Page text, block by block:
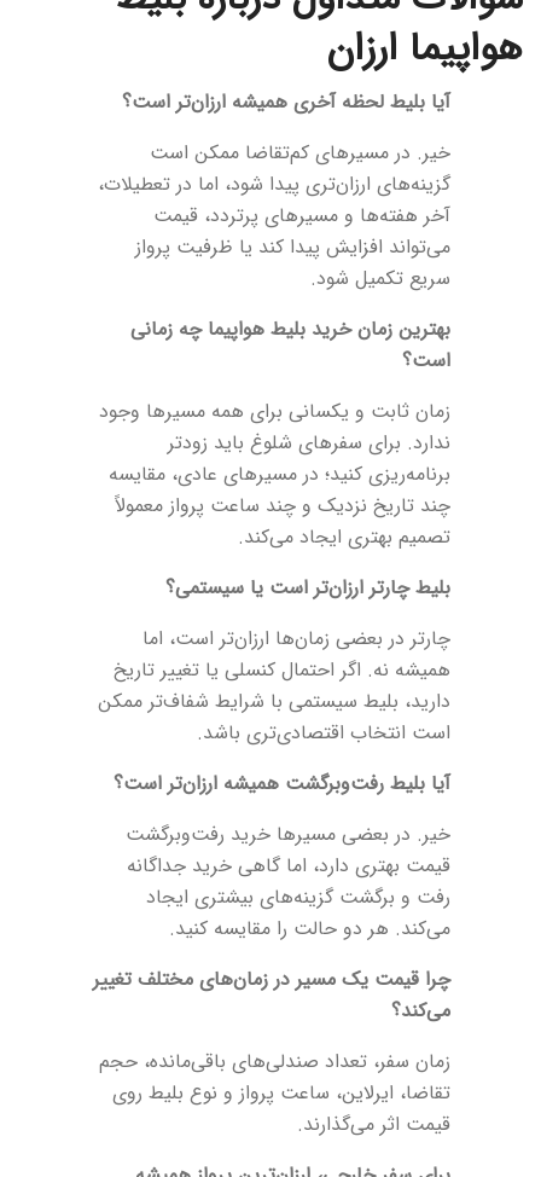
هواپیما ارزان
آیا بلیط لحظه آخری همیشه ارزان‌تر است؟
خیر. در مسیرهای کم‌تقاضا ممکن است
گزینه‌های ارزان‌تری پیدا شود، اما در تعطیلات،
آخر هفته‌ها و مسیرهای پرتردد، قیمت
می‌تواند افزایش پیدا کند یا ظرفیت پرواز
سریع تکمیل شود.
بهترین زمان خرید بلیط هواپیما چه زمانی
است؟
زمان ثابت و یکسانی برای همه مسیرها وجود
ندارد. برای سفرهای شلوغ باید زودتر
برنامه‌ریزی کنید؛ در مسیرهای عادی، مقایسه
چند تاریخ نزدیک و چند ساعت پرواز معمولاً
تصمیم بهتری ایجاد می‌کند.
بلیط چارتر ارزان‌تر است یا سیستمی؟
چارتر در بعضی زمان‌ها ارزان‌تر است، اما
همیشه نه. اگر احتمال کنسلی یا تغییر تاریخ
دارید، بلیط سیستمی با شرایط شفاف‌تر ممکن
است انتخاب اقتصادی‌تری باشد.
آیا بلیط رفت‌وبرگشت همیشه ارزان‌تر است؟
خیر. در بعضی مسیرها خرید رفت‌وبرگشت
قیمت بهتری دارد، اما گاهی خرید جداگانه
رفت و برگشت گزینه‌های بیشتری ایجاد
می‌کند. هر دو حالت را مقایسه کنید.
چرا قیمت یک مسیر در زمان‌های مختلف تغییر
می‌کند؟
زمان سفر، تعداد صندلی‌های باقی‌مانده، حجم
تقاضا، ایرلاین، ساعت پرواز و نوع بلیط روی
قیمت اثر می‌گذارند.